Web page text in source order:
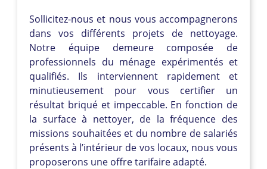
Sollicitez-nous et nous vous accompagnerons
dans vos différents projets de nettoyage.
Notre équipe demeure composée de
professionnels du ménage expérimentés et
qualifiés. Ils interviennent rapidement et
minutieusement pour vous certifier un
résultat briqué et impeccable. En fonction de
la surface à nettoyer, de la fréquence des
missions souhaitées et du nombre de salariés
présents à l’intérieur de vos locaux, nous vous
proposerons une offre tarifaire adapté.